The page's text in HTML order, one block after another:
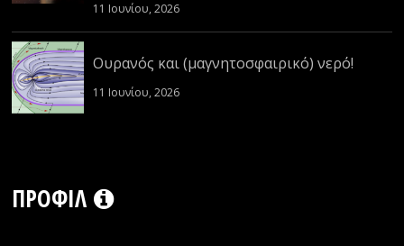
11 Ιουνίου, 2026
Ουρανός και (μαγνητοσφαιρικό) νερό!
11 Ιουνίου, 2026
ΠΡΟΦΊΛ